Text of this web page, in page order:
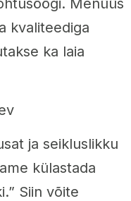
Menüüs
kvaliteediga
ka laia
ja seikluslikku
külastada
Siin võite